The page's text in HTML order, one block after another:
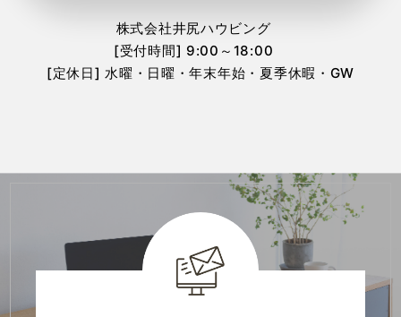
株式会社井尻ハウビング
[受付時間] 9:00～18:00
[定休日] 水曜・日曜・年末年始・夏季休暇・GW